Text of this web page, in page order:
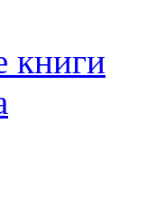
книги